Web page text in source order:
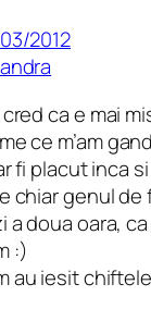
2012
ca e mai
ce m’am
fi placut inca
chiar genul de
a doua oara,
:)
au iesit